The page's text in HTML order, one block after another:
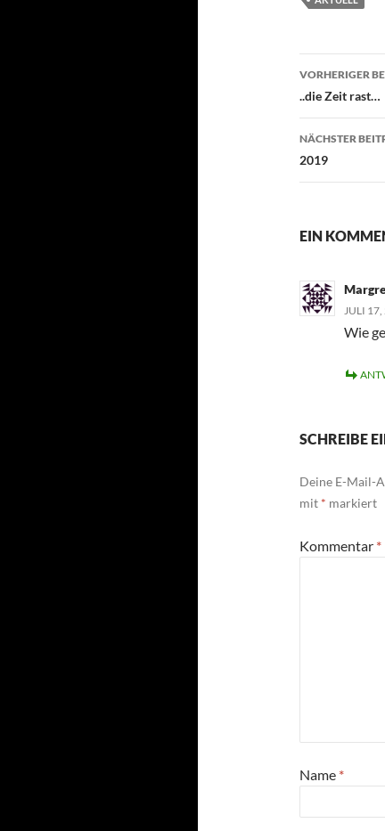
VORHERIGER
..die Zeit rast…
NÄCHSTER
2019
EIN
JULI 17,
Wie
SCHREIBE
Deine E-Mail-
mit * markiert
Kommentar *
Name *